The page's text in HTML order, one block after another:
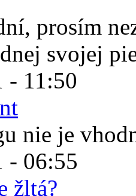
prosím
svojej
- 11:50
nie je
- 06:55
žltá?